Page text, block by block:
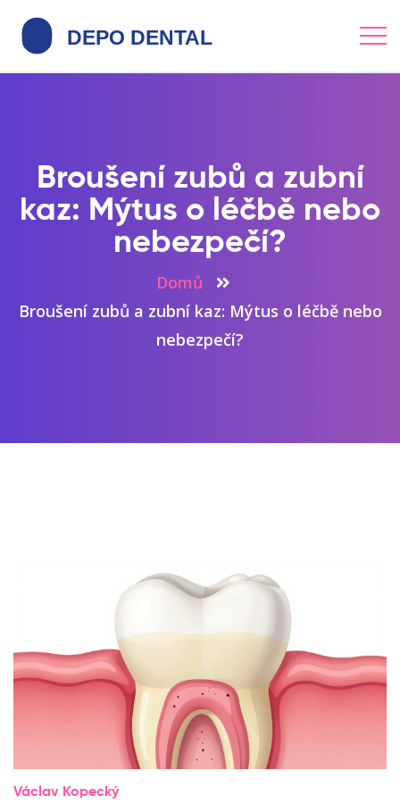
Broušení zubů a zubní
kaz: Mýtus o léčbě nebo
nebezpečí?
Domů
Broušení zubů a zubní kaz: Mýtus o léčbě nebo
nebezpečí?
Václav Kopecký